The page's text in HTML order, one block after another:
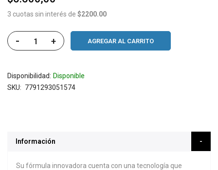
3 cuotas sin interés de $2200.00
- + AGREGAR AL CARRITO
Disponibilidad: Disponible
SKU
7791293051574
Información
Su fórmula innovadora cuenta con una tecnología que